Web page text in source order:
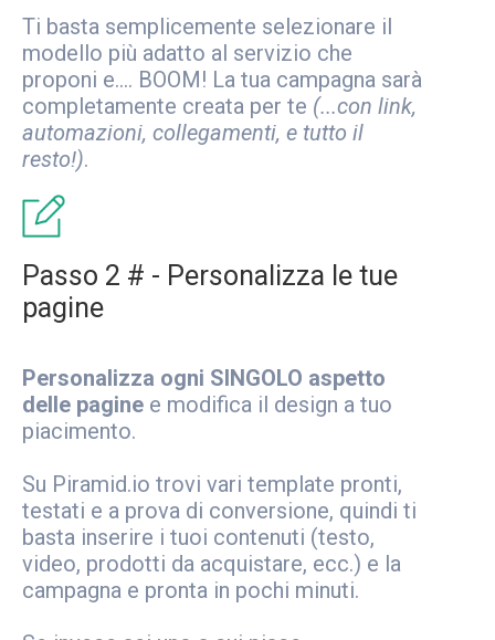
Ti basta semplicemente selezionare il
modello più adatto al servizio che
proponi e.... BOOM! La tua campagna sarà
completamente creata per te (...con link,
automazioni, collegamenti, e tutto il
resto!).
Passo 2 # - Personalizza le tue
pagine
Personalizza ogni SINGOLO aspetto
delle pagine e modifica il design a tuo
piacimento.
Su Piramid.io trovi vari template pronti,
testati e a prova di conversione, quindi ti
basta inserire i tuoi contenuti (testo,
video, prodotti da acquistare, ecc.) e la
campagna e pronta in pochi minuti.